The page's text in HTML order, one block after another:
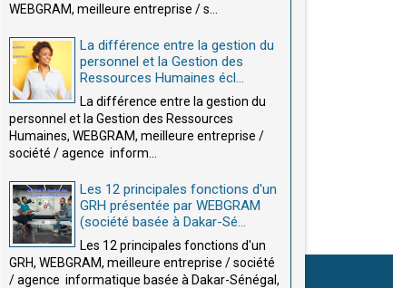
WEBGRAM, meilleure entreprise / s...
La différence entre la gestion du
personnel et la Gestion des
Ressources Humaines écl...
La différence entre la gestion du
personnel et la Gestion des Ressources
Humaines, WEBGRAM, meilleure entreprise /
société / agence inform...
Les 12 principales fonctions d'un
GRH présentée par WEBGRAM
(société basée à Dakar-Sé...
Les 12 principales fonctions d'un
GRH, WEBGRAM, meilleure entreprise / société
/ agence informatique basée à Dakar-Sénégal,